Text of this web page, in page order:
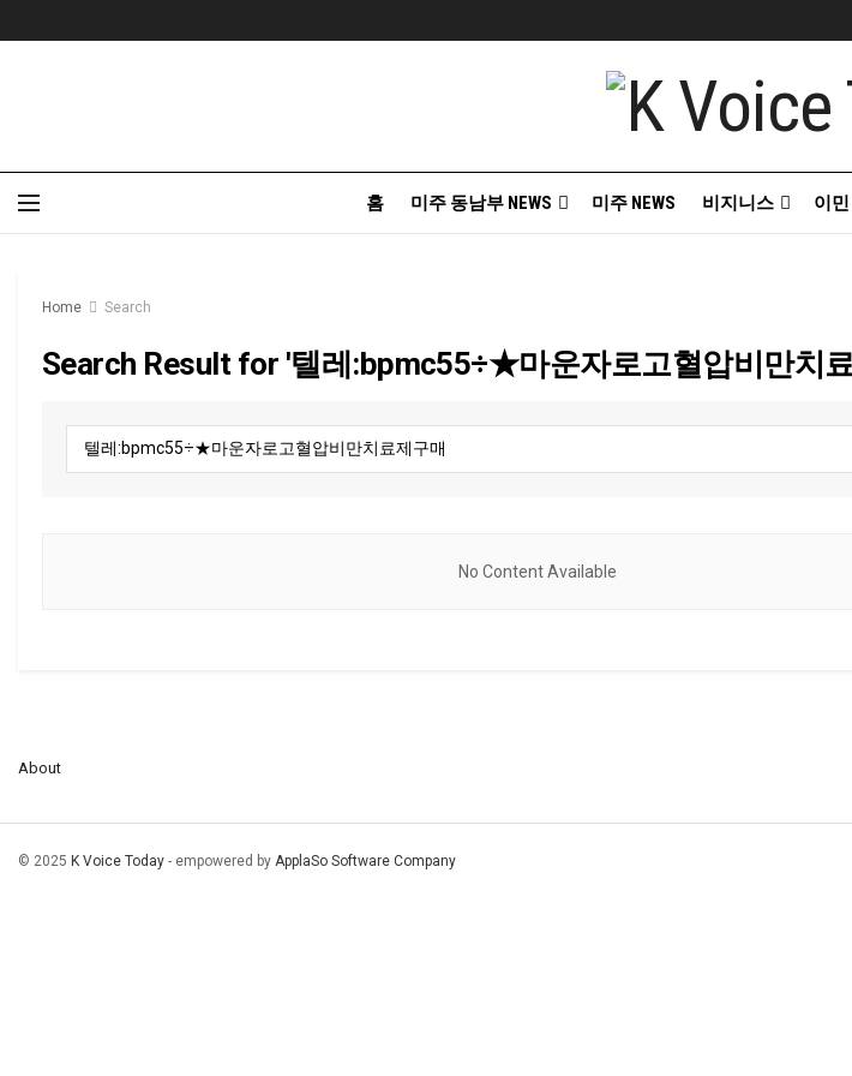
홈 미주 동남부 NEWS 미주 NEWS 비지니스 이민
Home Search
Search Result for '텔레:bpmc55÷★마운자로고혈압비만치
No Content Available
About
© 2025 K Voice Today - empowered by ApplaSo Software Company